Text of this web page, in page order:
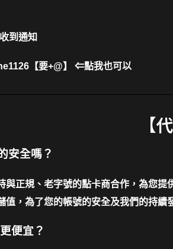
到通知
【要+@】 ⇐點我也可以
【
安全嗎？
與正規、老字號的點卡商合作，為您
，為了您的帳號的安全及我們的持續
便宜？